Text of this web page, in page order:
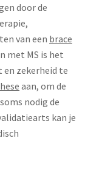
door de
van een brace
met MS is het
zekerheid te
aan, om de
nodig de
kan je